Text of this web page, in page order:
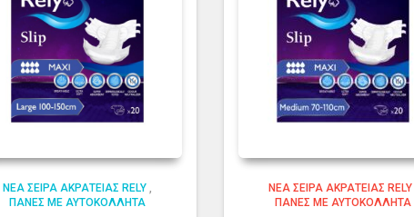
ΝΈΑ ΣΕΙΡΆ ΑΚΡΆΤΕΙΑΣ RELY,
ΠΆΝΕΣ ΜΕ ΑΥΤΟΚΌΛΛΗΤΑ
ΝΈΑ ΣΕΙΡΆ ΑΚΡΆΤΕΙΑΣ RELY
ΠΆΝΕΣ ΜΕ ΑΥΤΟΚΌΛΛΗΤΑ